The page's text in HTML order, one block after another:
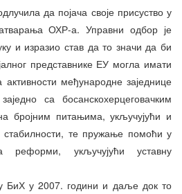
да појача своје присуство у
ОХР-а. Управни одбор је
и изразио став да то значи да би
представнике ЕУ могла имати
активности међународне заједнице
са босанскохерцеговачким
бројним питањима, укључујући и
те пружање помоћи у
реформи, укључујући уставну
БиХ у 2007. години и даље док то